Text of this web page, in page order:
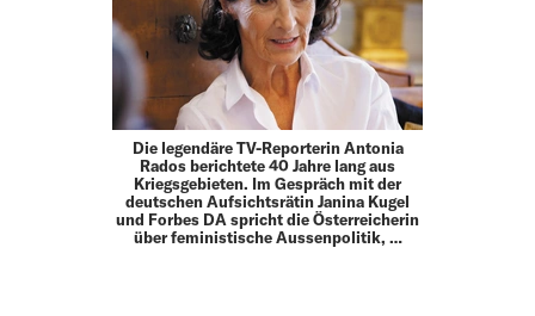
Die legendäre TV-Reporterin Antonia
Rados berichtete 40 Jahre lang aus
Kriegsgebieten. Im Gespräch mit der
deutschen Aufsichtsrätin Janina Kugel
und Forbes DA spricht die Österreicherin
über feministische Aussenpolitik, …